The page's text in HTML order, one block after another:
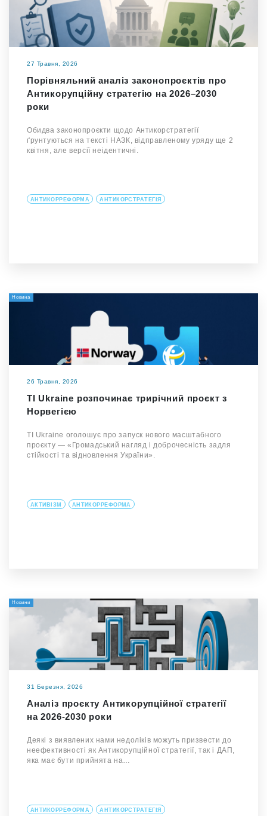
27 Травня, 2026
Порівняльний аналіз законопроєктів про
Антикорупційну стратегію на 2026–2030
роки
Обидва законопроєкти щодо Антикорстратегії
ґрунтуються на тексті НАЗК, відправленому уряду ще 2
квітня, але версії неідентичні.
АНТИКОРРЕФОРМА АНТИКОРСТРАТЕГІЯ
Новина
26 Травня, 2026
TI Ukraine розпочинає трирічний проєкт з
Норвегією
TI Ukraine оголошує про запуск нового масштабного
проєкту — «Громадський нагляд і доброчесність задля
стійкості та відновлення України».
АКТИВІЗМ АНТИКОРРЕФОРМА
Новини
31 Березня, 2026
Аналіз проєкту Антикорупційної стратегії
на 2026-2030 роки
Деякі з виявлених нами недоліків можуть призвести до
неефективності як Антикорупційної стратегії, так і ДАП,
яка має бути прийнята на…
АНТИКОРРЕФОРМА АНТИКОРСТРАТЕГІЯ